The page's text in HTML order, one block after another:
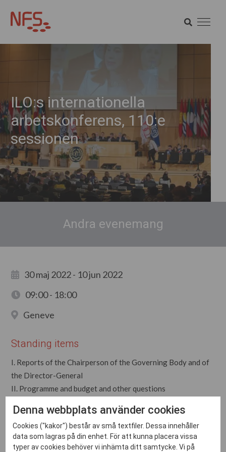
ILO:s internationella
arbetskonferens, 110:e
sessionen
Andra evenemang
30 maj 2022 - 10 jun 2022
09:00 - 18:00
Geneve
Standing items
I. Reports of the Chairperson of the Governing Body and of
the Director-General
II. Programme and budget and other questions
Conventions and Recommendations
Denna webbplats använder cookies
Cookies ("kakor") består av små textfiler. Dessa innehåller
data som lagras på din enhet. För att kunna placera vissa
typer av cookies behöver vi inhämta ditt samtycke. Vi på